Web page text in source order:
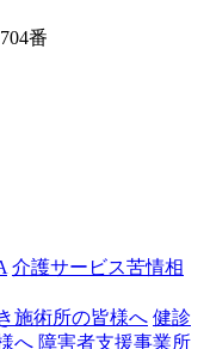
番
介護サービス苦情相
施術所の皆様へ 健診
へ 障害者支援事業所